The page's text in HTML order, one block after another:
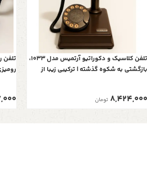
تلفن کلاسیک و دکوراتیو آرتمیس مدل 1033،
بازگشتی به شکوه گذشته | ترکیبی زیبا از
8,424,000 تومان